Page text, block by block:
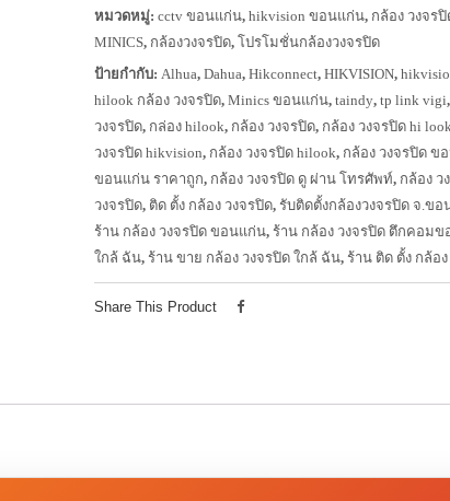
หมวดหมู่: cctv ขอนแก่น, hikvision ขอนแก่น, กล้อง วงจร
MINICS, กล้องวงจรปิด, โปรโมชั่นกล้องวงจรปิด
ป้ายกำกับ: Alhua, Dahua, Hikconnect, HIKVISION,
hilook กล้อง วงจรปิด, Minics ขอนแก่น, taindy, tp link vigi,
วงจรปิด, กล่อง hilook, กล้อง วงจรปิด, กล้อง วงจรปิด hi
วงจรปิด hikvision, กล้อง วงจรปิด hilook, กล้อง วงจรปิด ข
ขอนแก่น ราคาถูก, กล้อง วงจรปิด ดู ผ่าน โทรศัพท์, กล้อง ว
วงจรปิด, ติด ตั้ง กล้อง วงจรปิด, รับติดตั้งกล้องวงจรปิด จ.ข
ร้าน กล้อง วงจรปิด ขอนแก่น, ร้าน กล้อง วงจรปิด ตึกคอม
ใกล้ ฉัน, ร้าน ขาย กล้อง วงจรปิด ใกล้ ฉัน, ร้าน ติด ตั้ง กล้อ
Share This Product